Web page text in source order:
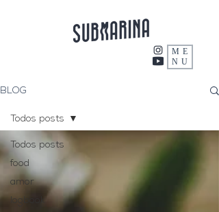
ME
NU
BLOG
Todos posts
food
amor
logbook
Todos posts